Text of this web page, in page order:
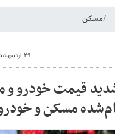
مسکن
۲۹ اردیبهشت ۱۴۰۵ - ۲۰:۰۰
قیمت خودرو
مسکن و